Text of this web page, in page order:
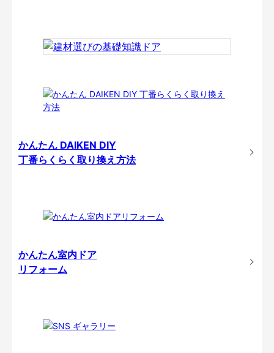
かんたん DAIKEN DIY
丁番らくらく取り換え方法
かんたん室内ドア
リフォーム